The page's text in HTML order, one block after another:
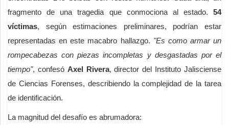
fragmento de una tragedia que conmociona al estado. 54
víctimas, según estimaciones preliminares, podrían estar
representadas en este macabro hallazgo. "Es como armar un
rompecabezas con piezas incompletas y desgastadas por el
tiempo", confesó Axel Rivera, director del Instituto Jalisciense
de Ciencias Forenses, describiendo la complejidad de la tarea
de identificación.
La magnitud del desafío es abrumadora: